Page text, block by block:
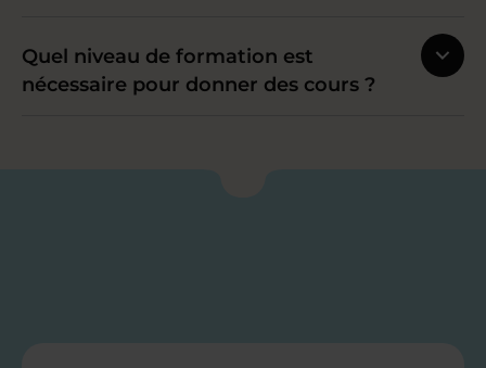
Quel niveau de formation est
nécessaire pour donner des cours ?